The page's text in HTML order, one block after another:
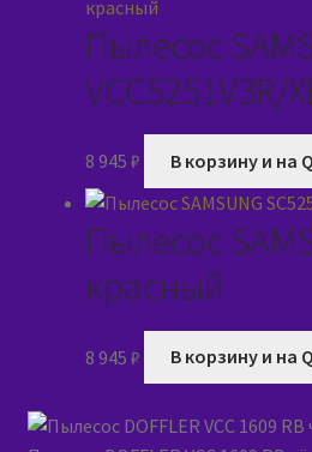
Пылесос
VCC5251V3R/
8 945 ₽ В корзину и на
Пылесос
красный
8 945 ₽ В корзину и на